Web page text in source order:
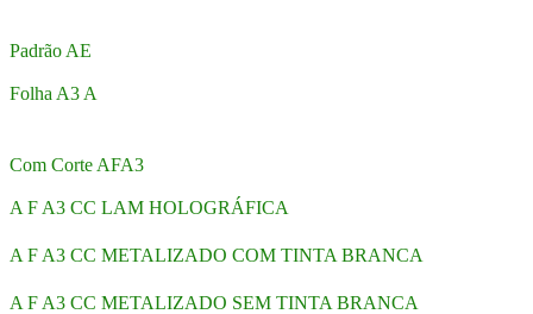
Padrão AE
Folha A3 A
Com Corte AFA3
A F A3 CC LAM HOLOGRÁFICA
A F A3 CC METALIZADO COM TINTA BRANCA
A F A3 CC METALIZADO SEM TINTA BRANCA